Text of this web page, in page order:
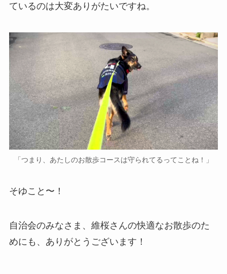
ているのは大変ありがたいですね。
「つまり、あたしのお散歩コースは守られてるってことね！」
そゆこと〜！
自治会のみなさま、維桜さんの快適なお散歩のた
めにも、ありがとうございます！